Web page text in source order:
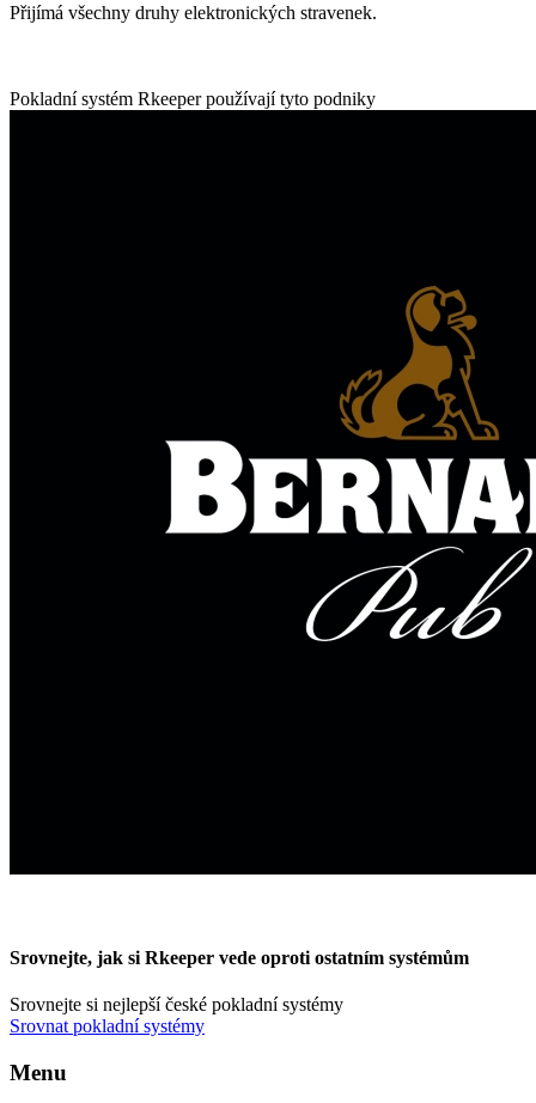
Přijímá všechny druhy elektronických stravenek.
Pokladní systém Rkeeper používají tyto podniky
Srovnejte, jak si Rkeeper vede oproti ostatním systémům
Srovnejte si nejlepší české pokladní systémy
Srovnat pokladní systémy
Menu